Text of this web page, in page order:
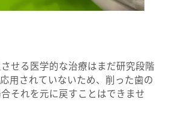
せる医学的な治療はまだ研究段階
用されていないため、削った歯の
それを元に戻すことはできませ